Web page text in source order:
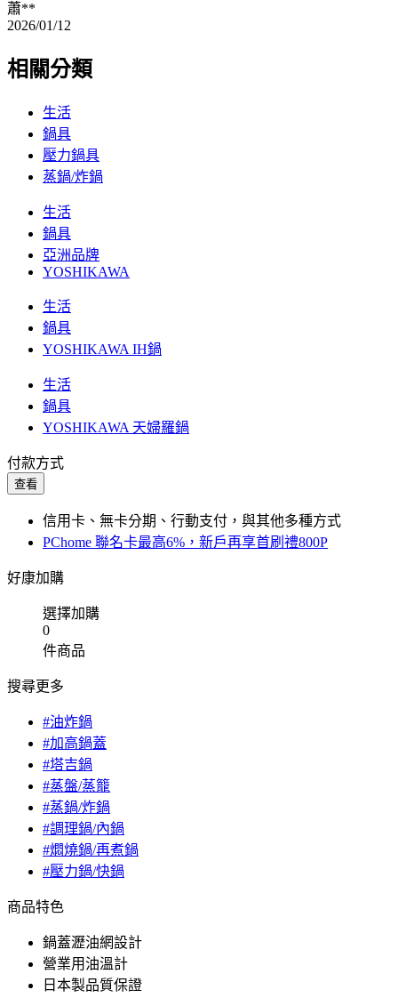
蕭**
2026/01/12
相關分類
生活
鍋具
壓力鍋具
蒸鍋/炸鍋
生活
鍋具
亞洲品牌
YOSHIKAWA
生活
鍋具
YOSHIKAWA IH鍋
生活
鍋具
YOSHIKAWA 天婦羅鍋
付款方式
查看
信用卡、無卡分期、行動支付，與其他多種方式
PChome 聯名卡最高6%，新戶再享首刷禮800P
好康加購
選擇加購
0
件商品
搜尋更多
#油炸鍋
#加高鍋蓋
#塔吉鍋
#蒸盤/蒸籠
#蒸鍋/炸鍋
#調理鍋/內鍋
#燜燒鍋/再煮鍋
#壓力鍋/快鍋
商品特色
鍋蓋瀝油網設計
營業用油溫計
日本製品質保證